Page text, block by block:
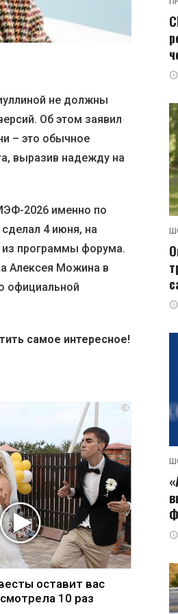
не должны
Об этом заявил
– это обычное
выразив надежду на
2026 именно по
4 июня, на
из программы форума.
Алексея Можина в
официальной
самое интересное!
i
оставит вас
10 раз